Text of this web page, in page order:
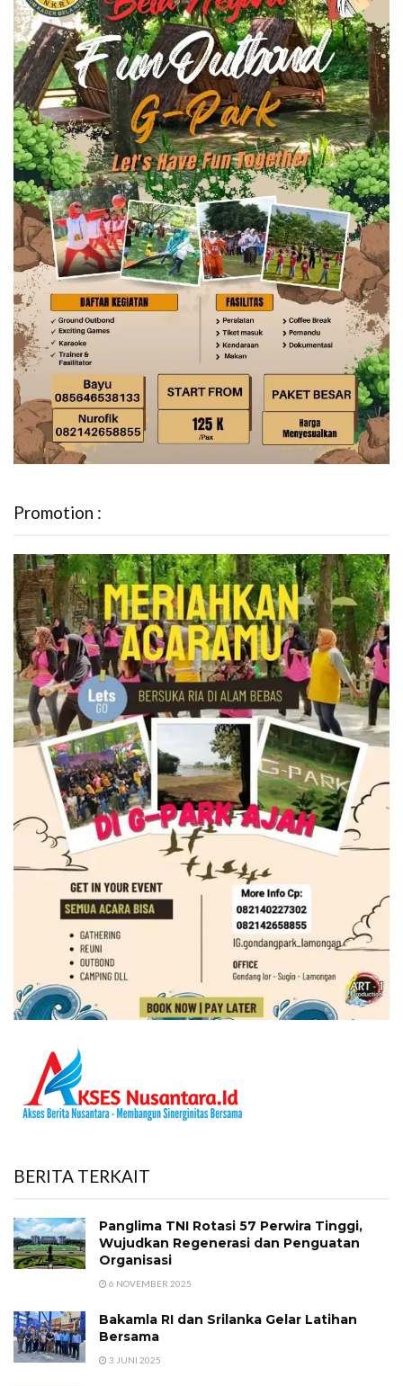
Promotion :
BERITA TERKAIT
Panglima TNI Rotasi 57 Perwira Tinggi,
Wujudkan Regenerasi dan Penguatan
Organisasi
6 NOVEMBER 2025
Bakamla RI dan Srilanka Gelar Latihan
Bersama
3 JUNI 2025